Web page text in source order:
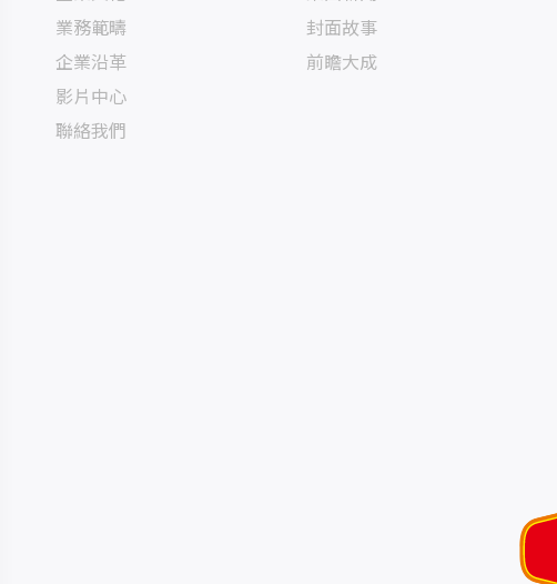
業務範疇
企業沿革
影片中心
聯絡我們
封面故事
前瞻大成